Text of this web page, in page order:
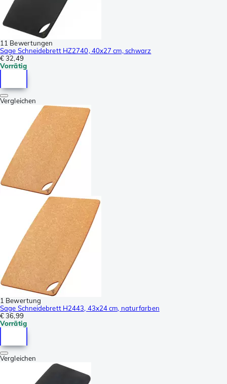
11 Bewertungen
Sage Schneidebrett HZ2740, 40x27 cm, schwarz
€ 32,49
Vorrätig
Vergleichen
1 Bewertung
Sage Schneidebrett H2443, 43x24 cm, naturfarben
€ 36,99
Vorrätig
Vergleichen